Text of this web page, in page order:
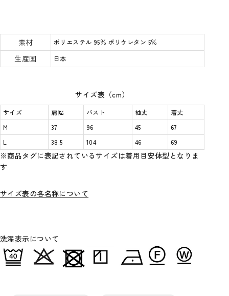
素材 ポリエステル 95％ ポリウレタン 5％
生産国 日本
サイズ表（cm）
サイズ 肩幅 バスト 袖丈
着丈
M
37 96 45
67
L
38.5 104 46 69
※商品タグに表記されているサイズは着用目安体型となりま
す
サイズ表の各名称について
洗濯表示について